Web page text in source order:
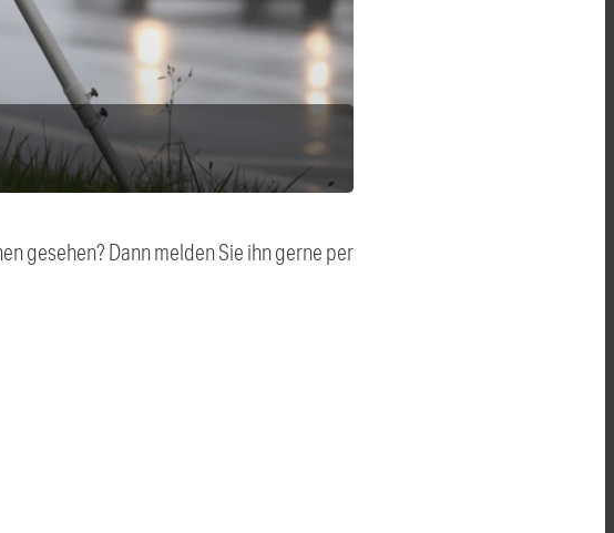
gesehen? Dann melden Sie ihn gerne per